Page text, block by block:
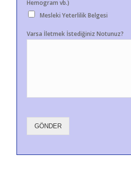
Hemogram vb.)
Mesleki Yeterlilik Belgesi
Varsa İletmek İstediğiniz Notunuz?
GÖNDER